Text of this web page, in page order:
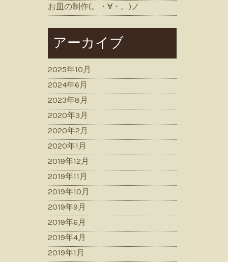
お皿の制作(。・∀・。)ノ
アーカイブ
2025年10月
2024年6月
2023年8月
2020年3月
2020年2月
2020年1月
2019年12月
2019年11月
2019年10月
2019年9月
2019年6月
2019年4月
2019年1月